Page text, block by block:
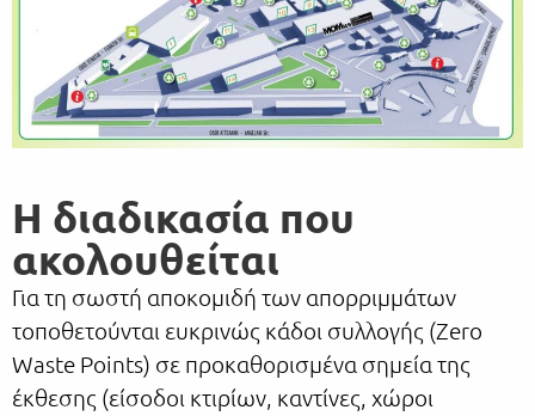
Η διαδικασία που
ακολουθείται
Για τη σωστή αποκομιδή των απορριμμάτων
τοποθετούνται ευκρινώς κάδοι συλλογής (Zero
Waste Points) σε προκαθορισμένα σημεία της
έκθεσης (είσοδοι κτιρίων, καντίνες, χώροι